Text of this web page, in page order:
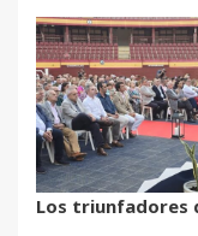
Los triunfadores